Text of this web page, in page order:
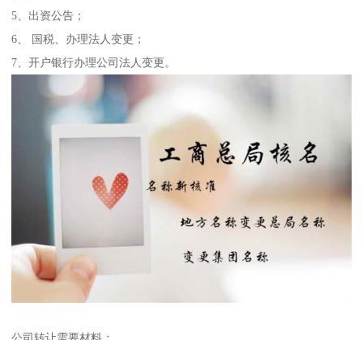
5、出资公告；
6、 国税、办理法人变更；
7、开户银行办理公司法人变更。
公司转让需要材料：